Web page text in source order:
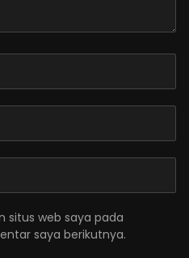
situs web saya pada
saya berikutnya.